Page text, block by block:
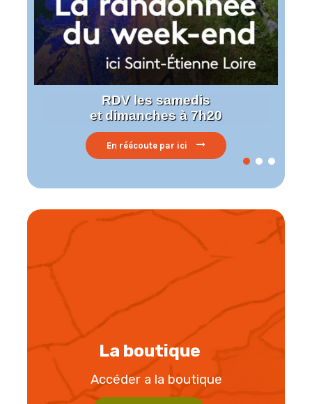
En réécoute par ici
RDV les samedis
et dimanches à 7h20
La boutique
Accéder a la boutique